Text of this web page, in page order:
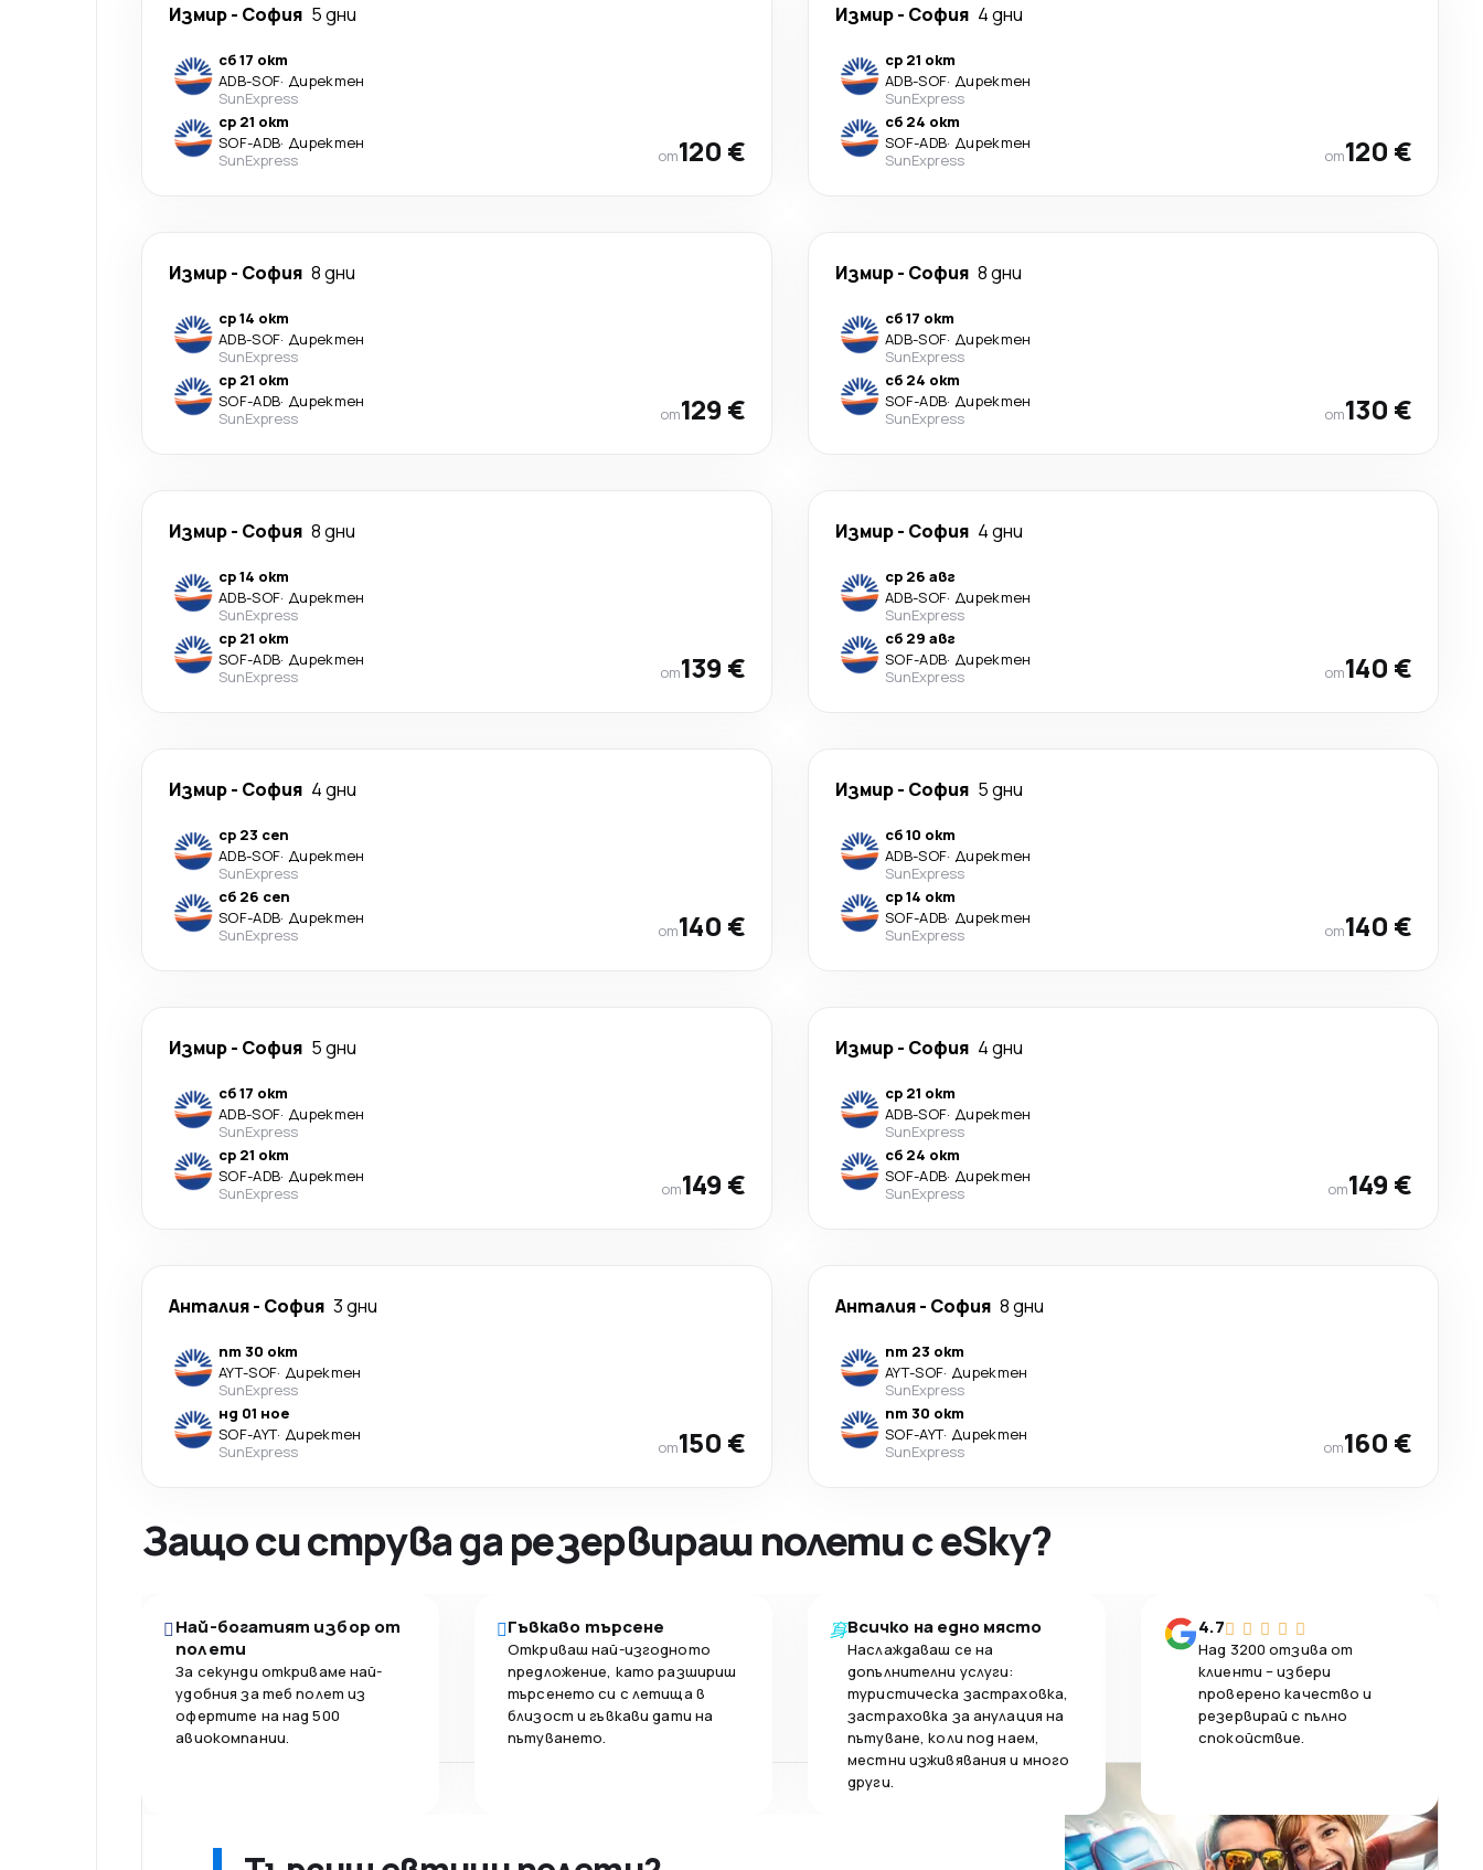
Измир- София 5 дни
сб 17 окт
ADB-SOF· Директен
SunExpress
ср 21 окт
SOF-ADB· Директен
SunExpress
от120 €
Измир- София 4 дни
ср 21 окт
ADB-SOF· Директен
SunExpress
сб 24 окт
SOF-ADB· Директен
SunExpress
от120 €
Измир- София 8 дни
ср 14 окт
ADB-SOF· Директен
SunExpress
ср 21 окт
SOF-ADB· Директен
SunExpress
от129 €
Измир- София 8 дни
сб 17 окт
ADB-SOF· Директен
SunExpress
сб 24 окт
SOF-ADB· Директен
SunExpress
от130 €
Измир- София 8 дни
ср 14 окт
ADB-SOF· Директен
SunExpress
ср 21 окт
SOF-ADB· Директен
SunExpress
от139 €
Измир- София 4 дни
ср 26 авг
ADB-SOF· Директен
SunExpress
сб 29 авг
SOF-ADB· Директен
SunExpress
от140 €
Измир- София 4 дни
ср 23 сеп
ADB-SOF· Директен
SunExpress
сб 26 сеп
SOF-ADB· Директен
SunExpress
от140 €
Измир- София 5 дни
сб 10 окт
ADB-SOF· Директен
SunExpress
ср 14 окт
SOF-ADB· Директен
SunExpress
от140 €
Измир- София 5 дни
сб 17 окт
ADB-SOF· Директен
SunExpress
ср 21 окт
SOF-ADB· Директен
SunExpress
от149 €
Измир- София 4 дни
ср 21 окт
ADB-SOF· Директен
SunExpress
сб 24 окт
SOF-ADB· Директен
SunExpress
от149 €
Анталия- София 3 дни
пт 30 окт
AYT-SOF· Директен
SunExpress
нд 01 ное
SOF-AYT· Директен
SunExpress
от150 €
Анталия- София 8 дни
пт 23 окт
AYT-SOF· Директен
SunExpress
пт 30 окт
SOF-AYT· Директен
SunExpress
от160 €
Защо си струва да резервираш полети с eSky?
Най-богатият избор от
полети
За секунди откриваме най-
удобния за теб полет из
офертите на над 500
авиокомпании.
Гъвкаво търсене
Откриваш най-изгодното
предложение, като разшириш
търсенето си с летища в
близост и гъвкави дати на
пътуването.
Всичко на едно място
Наслаждаваш се на
допълнителни услуги:
туристическа застраховка,
застраховка за анулация на
пътуване, коли под наем,
местни изживявания и много
други.
4.7
Над 3200 отзива от
клиенти – избери
проверено качество и
резервирай с пълно
спокойствие.